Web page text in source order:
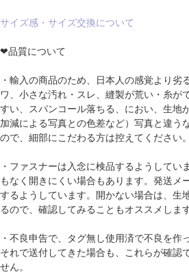
サイズ感・サイズ交換について
❤品質について
・輸入の商品のため、日本人の感覚より劣
ワ、小さな汚れ・スレ、縫製が荒い・糸が
すい、スパンコール落ちる、におい、生地
加減による写真との色差など）写真と違う
ので、細部にこだわる方は控えてください。
・ファスナーは入念に検品するようしてい
もなく開きにくい場合もあります。発送メ
するようしています。開かない場合は、生
るので、確認してみることもオススメします
・不良申告で、タグ無し使用済で不良を作
それで送付してきた場合も、これらが確認
せん。